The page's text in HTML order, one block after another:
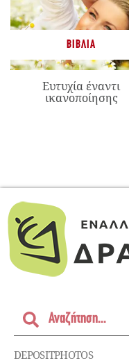
ΒΙΒΛΊΑ
Ευτυχία έναντι
ικανοποίησης
DEPOSITPHOTOS